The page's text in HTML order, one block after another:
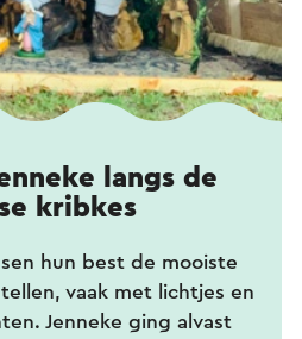
langs de
kribkes
hun best de mooiste
vaak met lichtjes en
Jenneke ging alvast